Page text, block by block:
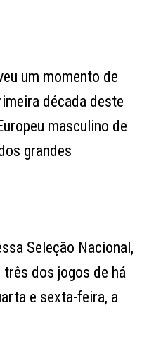
um momento de
década deste
masculino de
grandes
Seleção Nacional,
dos jogos de há
e sexta-feira, a